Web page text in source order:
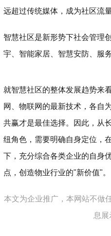
远超过传统媒体，成为社区流
智慧社区是新形势下社会管理
宇、智能家居、智慧安防、服
就智慧社区的整体发展趋势来
网、物联网的最新技术，各自
共赢才是最佳选择。因此，从
纽角色，需要明确自身定位，
下，充分综合各类企业的自身
点，创造物业行业的"新价值"。
本文为企业推广，本网站不做
息展